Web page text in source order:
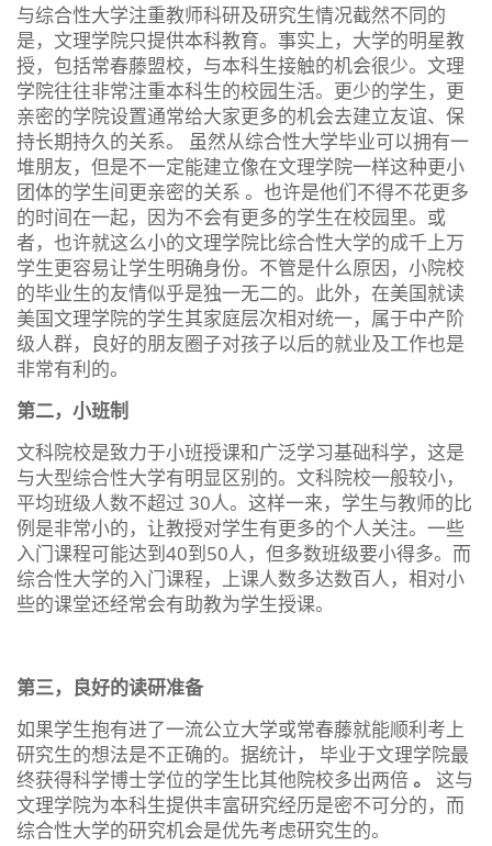
与综合性大学注重教师科研及研究生情况截然不同的
是，文理学院只提供本科教育。事实上，大学的明星教
授，包括常春藤盟校，与本科生接触的机会很少。文理
学院往往非常注重本科生的校园生活。更少的学生，更
亲密的学院设置通常给大家更多的机会去建立友谊、保
持长期持久的关系。 虽然从综合性大学毕业可以拥有一
堆朋友，但是不一定能建立像在文理学院一样这种更小
团体的学生间更亲密的关系 。也许是他们不得不花更多
的时间在一起，因为不会有更多的学生在校园里。或
者，也许就这么小的文理学院比综合性大学的成千上万
学生更容易让学生明确身份。不管是什么原因，小院校
的毕业生的友情似乎是独一无二的。此外，在美国就读
美国文理学院的学生其家庭层次相对统一，属于中产阶
级人群，良好的朋友圈子对孩子以后的就业及工作也是
非常有利的。
第二，小班制
文科院校是致力于小班授课和广泛学习基础科学，这是
与大型综合性大学有明显区别的。文科院校一般较小，
平均班级人数不超过 30人。这样一来，学生与教师的比
例是非常小的，让教授对学生有更多的个人关注。一些
入门课程可能达到40到50人，但多数班级要小得多。而
综合性大学的入门课程，上课人数多达数百人，相对小
些的课堂还经常会有助教为学生授课。
第三，良好的读研准备
如果学生抱有进了一流公立大学或常春藤就能顺利考上
研究生的想法是不正确的。据统计， 毕业于文理学院最
终获得科学博士学位的学生比其他院校多出两倍。
这与
文理学院为本科生提供丰富研究经历是密不可分的，而
综合性大学的研究机会是优先考虑研究生的。